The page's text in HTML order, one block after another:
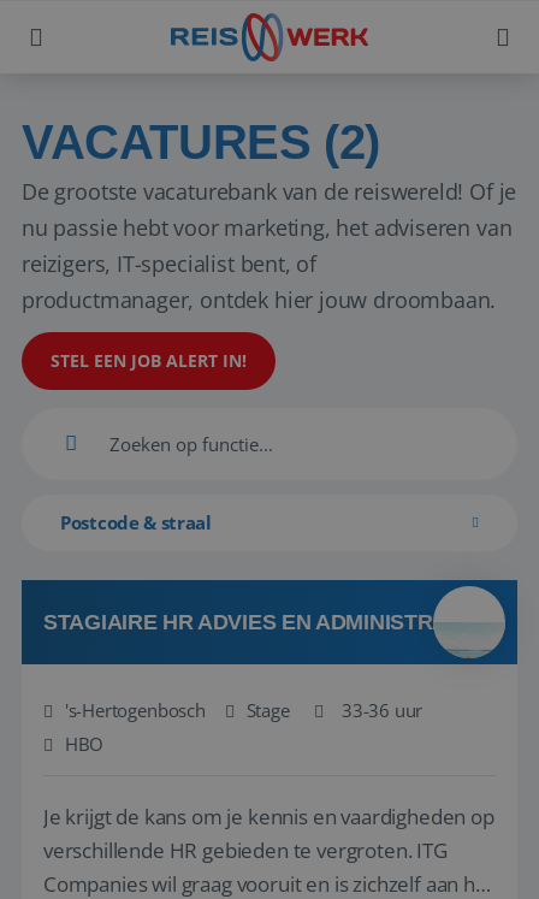
VACATURES (2)
De grootste vacaturebank van de reiswereld! Of je
nu passie hebt voor marketing, het adviseren van
reizigers, IT-specialist bent, of
productmanager, ontdek hier jouw droombaan.
STEL EEN JOB ALERT IN!
Postcode & straal
STAGIAIRE HR ADVIES EN ADMINISTRATIE
's-Hertogenbosch Stage
33-36 uur
HBO
Je krijgt de kans om je kennis en vaardigheden op
verschillende HR gebieden te vergroten. ITG
Companies wil graag vooruit en is zichzelf aan het